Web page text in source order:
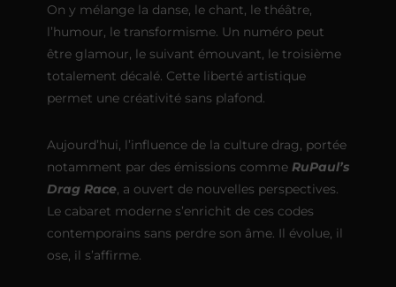
On y mélange la danse, le chant, le théâtre,
l’humour, le transformisme. Un numéro peut
être glamour, le suivant émouvant, le troisième
totalement décalé. Cette liberté artistique
permet une créativité sans plafond.
Aujourd’hui, l’influence de la culture drag, portée
notamment par des émissions comme RuPaul’s
Drag Race, a ouvert de nouvelles perspectives.
Le cabaret moderne s’enrichit de ces codes
contemporains sans perdre son âme. Il évolue, il
ose, il s’affirme.